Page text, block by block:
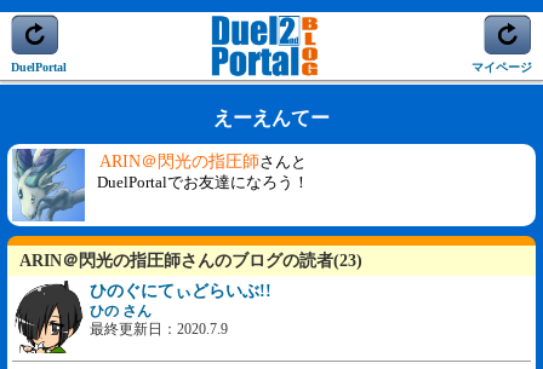
DuelPortal マイページ
えーえんてー
ARIN＠閃光の指圧師さんと
DuelPortalでお友達になろう！
ARIN＠閃光の指圧師さんのブログの読者(23)
ひのぐにてぃどらいぶ!!
ひの さん
最終更新日：2020.7.9